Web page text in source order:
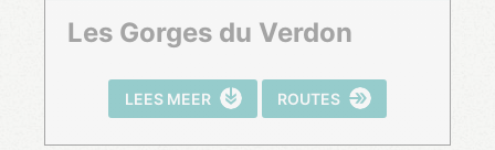
Les Gorges du Verdon
LEES MEER ROUTES